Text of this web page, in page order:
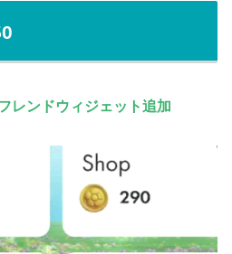
レンドウィジェット追加